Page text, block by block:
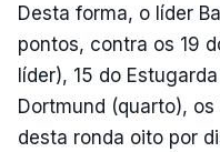
Desta forma, o líder
pontos, contra os 19
líder), 15 do
Dortmund (quarto),
desta ronda oito por